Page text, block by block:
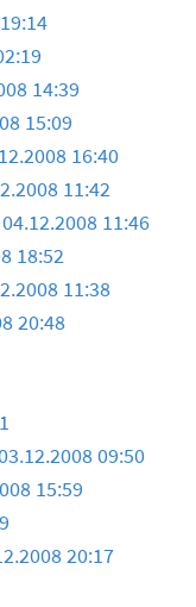
14:39
15:09
16:40
11:42
04.12.2008 11:46
18:52
11:38
20:48
09:50
15:59
20:17